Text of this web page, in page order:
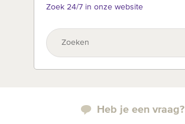
Zoek 24/7 in onze website
Heb je een vraag?